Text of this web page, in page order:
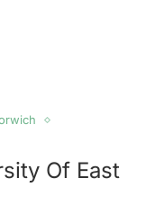
Of East